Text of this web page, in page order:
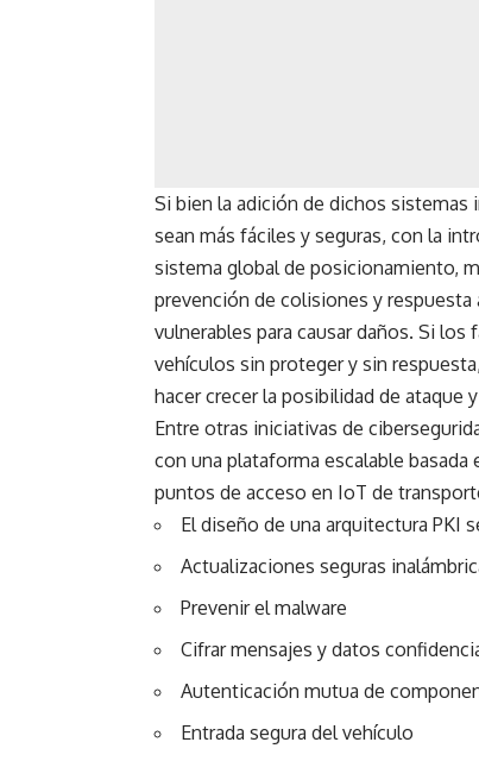
Si bien la adición de dichos
sean más fáciles y seguras, con la
sistema global de posicionamiento,
prevención de colisiones y
vulnerables para causar daños. Si
vehículos sin proteger y sin
hacer crecer la posibilidad de ataque
Entre otras iniciativas de
con una plataforma escalable
puntos de acceso en IoT de
El diseño de una arquitectura PKI
Actualizaciones seguras
Prevenir el malware
Cifrar mensajes y datos
Autenticación mutua de
Entrada segura del vehículo